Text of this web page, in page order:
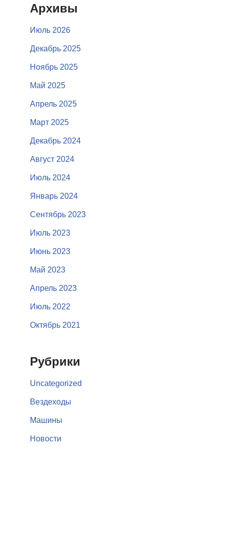
Архивы
Июль 2026
Декабрь 2025
Ноябрь 2025
Май 2025
Апрель 2025
Март 2025
Декабрь 2024
Август 2024
Июль 2024
Январь 2024
Сентябрь 2023
Июль 2023
Июнь 2023
Май 2023
Апрель 2023
Июль 2022
Октябрь 2021
Рубрики
Uncategorized
Вездеходы
Машины
Новости